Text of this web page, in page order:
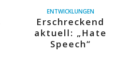
ENTWICKLUNGEN
Erschreckend
aktuell: „Hate
Speech“